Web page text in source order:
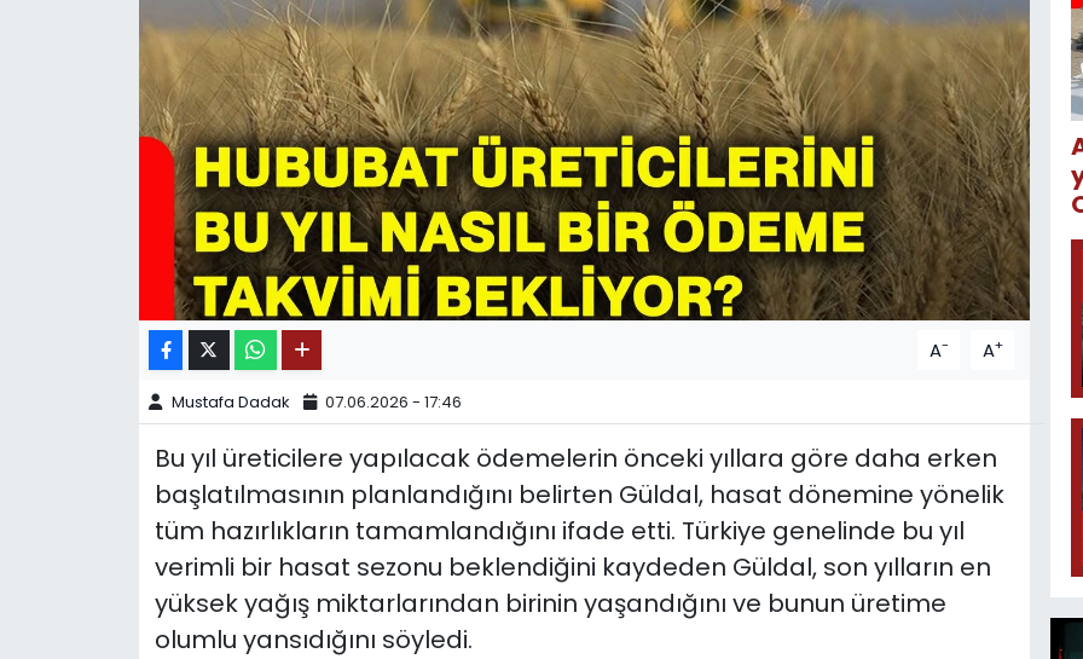
A- A+
Mustafa Dadak 07.06.2026 - 17:46
Bu yıl üreticilere yapılacak ödemelerin önceki yıllara göre daha erken
başlatılmasının planlandığını belirten Güldal, hasat dönemine yönelik
tüm hazırlıkların tamamlandığını ifade etti. Türkiye genelinde bu yıl
verimli bir hasat sezonu beklendiğini kaydeden Güldal, son yılların en
yüksek yağış miktarlarından birinin yaşandığını ve bunun üretime
olumlu yansıdığını söyledi.
11:11 MANŞET